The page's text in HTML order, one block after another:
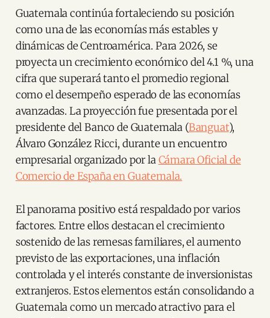
Guatemala continúa fortaleciendo su posición
como una de las economías más estables y
dinámicas de Centroamérica. Para 2026, se
proyecta un crecimiento económico del 4.1 %, una
cifra que superará tanto el promedio regional
como el desempeño esperado de las economías
avanzadas. La proyección fue presentada por el
presidente del Banco de Guatemala (Banguat),
Álvaro González Ricci, durante un encuentro
empresarial organizado por laCámara Oficial de
Comercio de España en Guatemala.
El panorama positivo está respaldado por varios
factores. Entre ellos destacan el crecimiento
sostenido de las remesas familiares, el aumento
previsto de las exportaciones, una inflación
controlada y el interés constante de inversionistas
extranjeros. Estos elementos están consolidando a
Guatemala como un mercado atractivo para el